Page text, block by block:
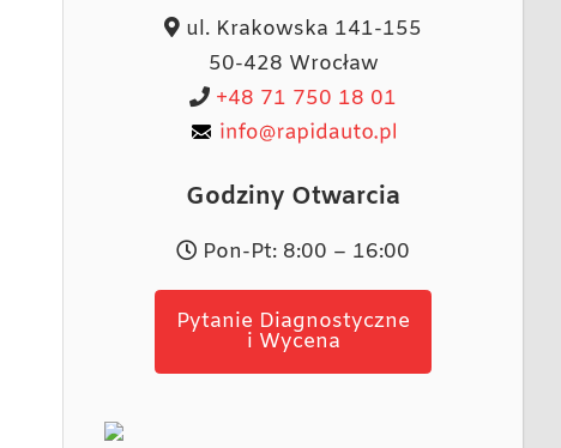
ul. Krakowska 141-155
50-428 Wrocław
+48 71 750 18 01
Godziny Otwarcia
Pon-Pt: 8:00 – 16:00
Pytanie Diagnostyczne
i Wycena